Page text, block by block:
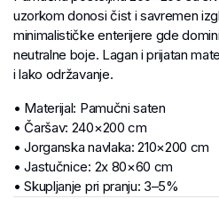
uzorkom donosi čist i savremen
minimalističke enterijere gde
neutralne boje. Lagan i prijatan
i lako održavanje.
• Materijal: Pamučni saten
• Čaršav: 240×200 cm
• Jorganska navlaka: 210×200 cm
• Jastučnice: 2x 80×60 cm
• Skupljanje pri pranju: 3–5%